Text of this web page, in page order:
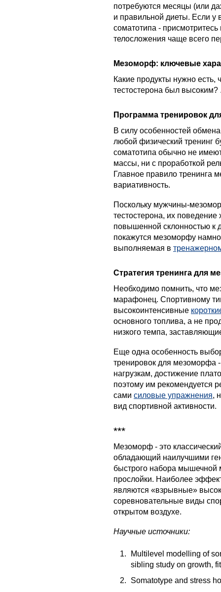
потребуются месяцы (или
и правильной диеты. Если у
соматотипа -
телосложения чаще всего
Мезоморф: ключевые
Какие продукты нужно
тестостерона был высоким?
Программа тренировок
В силу особенностей
любой физический тренинг
соматотипа обычно не
массы, ни с проработкой
Главное правило тренинга
вариативность.
Поскольку мужчины-
тестостерона, их
повышенной склонностью к
покажутся мезоморфу
выполняемая в
Стратегия тренинга для
Необходимо помнить, что
марафонец. Спортивному
высокоинтенсивные
основного топлива, а не
низкого темпа,
Еще одна особенность
тренировок для мезоморфа
нагрузкам, достижение
поэтому им рекомендуется
сами силовые упражнения,
вид спортивной активности.
***
Мезоморф - это
обладающий наилучшими
быстрого набора мышечной
прослойки. Наиболее
являются «взрывные»
соревновательные виды
открытом воздухе.
Научные источники:
Multilevel modelling of
sibling study on growth,
Somatotype and stress